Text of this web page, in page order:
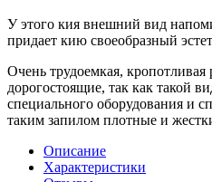
У этого кия внешний вид
придает кию своеобразный
Очень трудоемкая,
дорогостоящие, так как такой
специального оборудования и
таким запилом плотные и
Описание
Характеристики